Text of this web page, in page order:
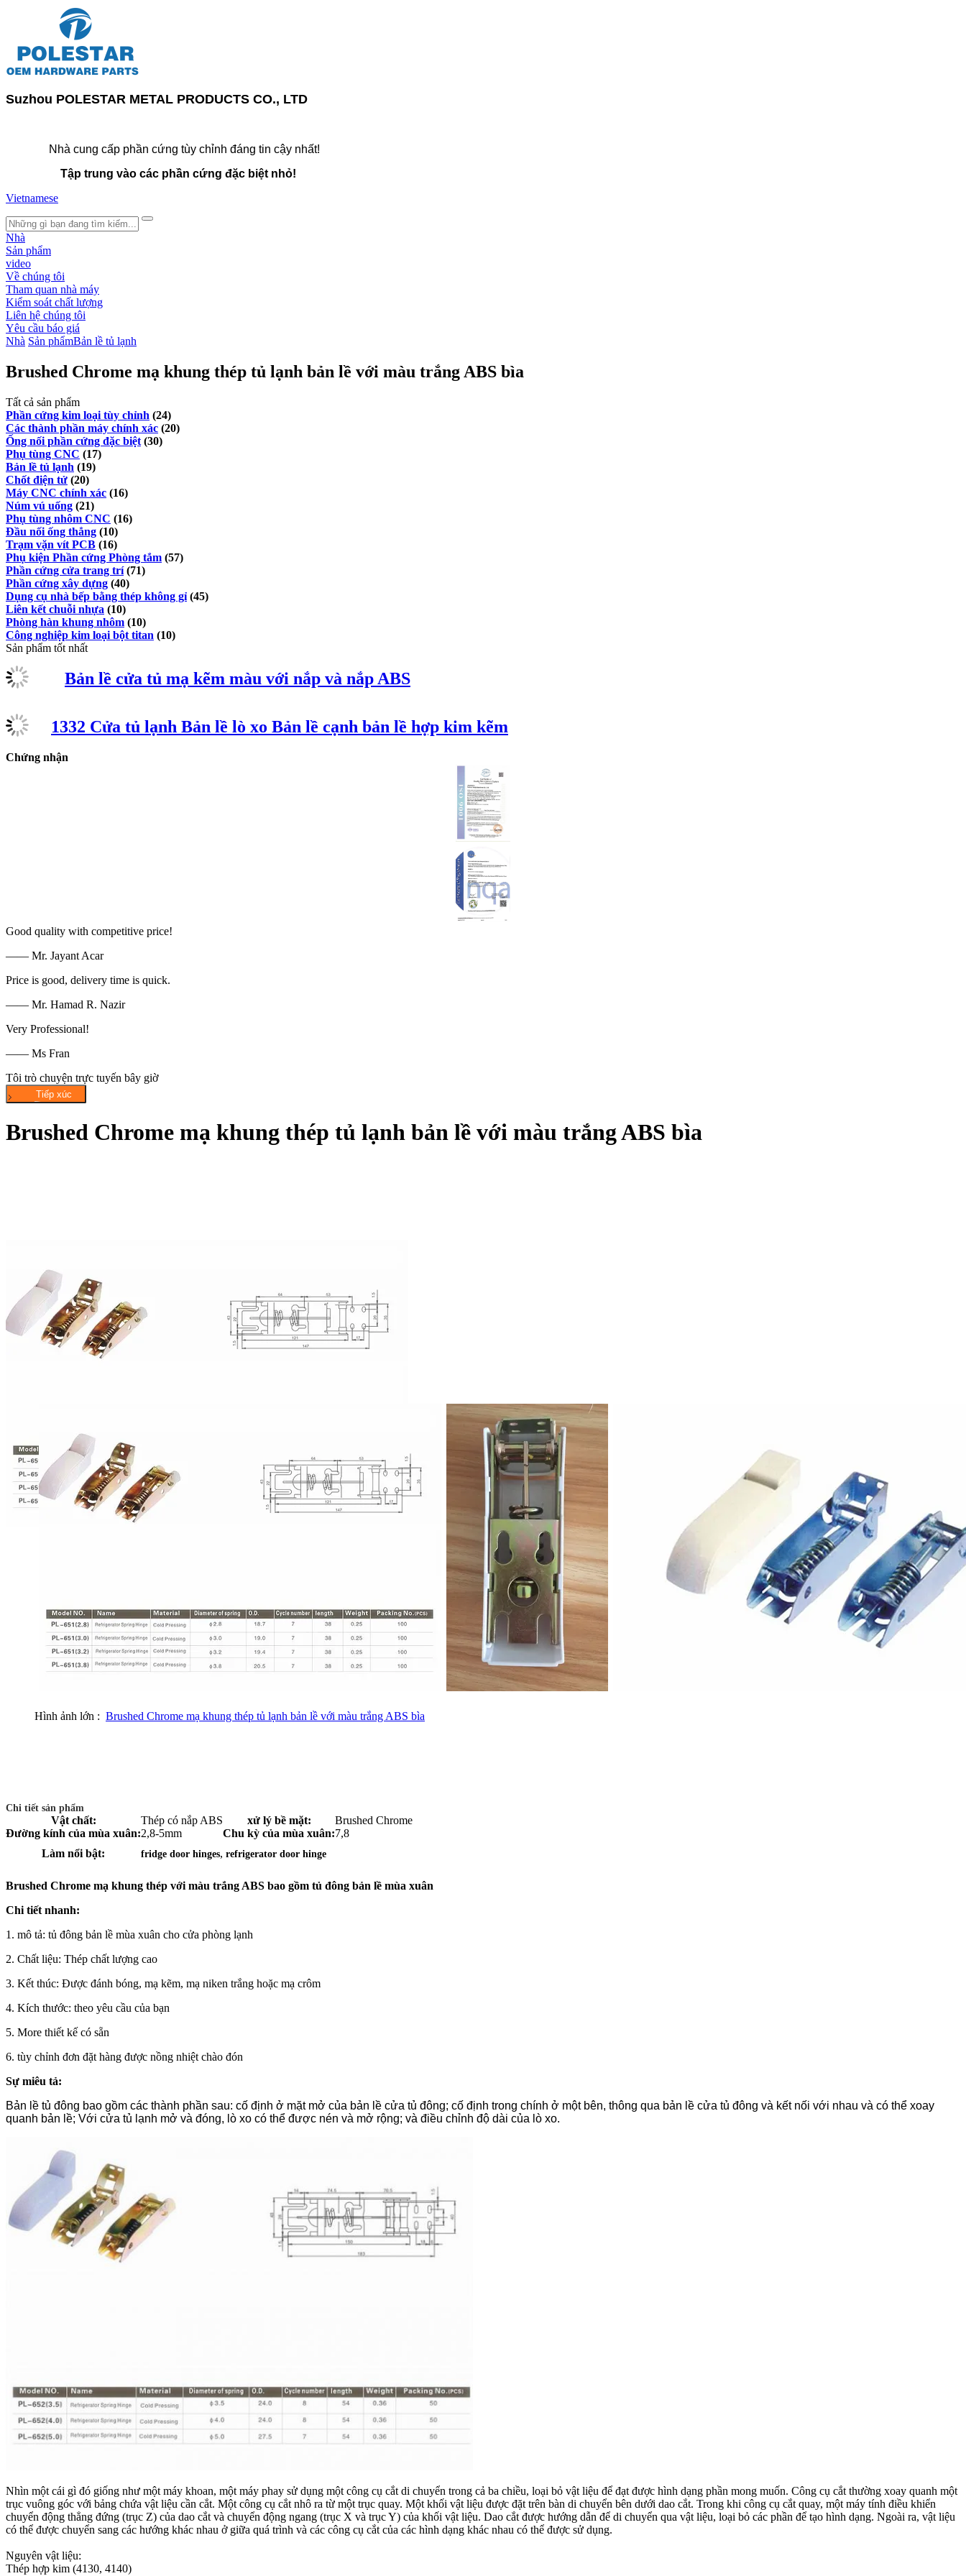
Suzhou POLESTAR METAL PRODUCTS CO., LTD
Nhà cung cấp phần cứng tùy chỉnh đáng tin cậy nhất!
Tập trung vào các phần cứng đặc biệt nhỏ!
Vietnamese
search
Nhà
Sản phẩm
video
Về chúng tôi
Tham quan nhà máy
Kiểm soát chất lượng
Liên hệ chúng tôi
Yêu cầu báo giá
Nhà Sản phẩmBản lề tủ lạnh
Brushed Chrome mạ khung thép tủ lạnh bản lề với màu trắng ABS bìa
Tất cả sản phẩm
Phần cứng kim loại tùy chỉnh (24)
Các thành phần máy chính xác (20)
Ống nối phần cứng đặc biệt (30)
Phụ tùng CNC (17)
Bản lề tủ lạnh (19)
Chốt điện tử (20)
Máy CNC chính xác (16)
Núm vú uống (21)
Phụ tùng nhôm CNC (16)
Đầu nối ống thẳng (10)
Trạm vặn vít PCB (16)
Phụ kiện Phần cứng Phòng tắm (57)
Phần cứng cửa trang trí (71)
Phần cứng xây dựng (40)
Dụng cụ nhà bếp bằng thép không gỉ (45)
Liên kết chuỗi nhựa (10)
Phòng hàn khung nhôm (10)
Công nghiệp kim loại bột titan (10)
Sản phẩm tốt nhất
Bản lề cửa tủ mạ kẽm màu với nắp và nắp ABS
1332 Cửa tủ lạnh Bản lề lò xo Bản lề cạnh bản lề hợp kim kẽm
Chứng nhận
Good quality with competitive price!
—— Mr. Jayant Acar
Price is good, delivery time is quick.
—— Mr. Hamad R. Nazir
Very Professional!
—— Ms Fran
Tôi trò chuyện trực tuyến bây giờ
Brushed Chrome mạ khung thép tủ lạnh bản lề với màu trắng ABS bìa
Hình ảnh lớn : Brushed Chrome mạ khung thép tủ lạnh bản lề với màu trắng ABS bìa
Chi tiết sản phẩm
Vật chất: Thép có nắp ABS xử lý bề mặt:
Brushed Chrome
Đường kính của mùa xuân:2,8-5mm Chu kỳ của mùa xuân:7,8
Làm nổi bật:
fridge door hinges, refrigerator door hinge
Brushed Chrome mạ khung thép với màu trắng ABS bao gồm tủ đông bản lề mùa xuân
Chi tiết nhanh:
1. mô tả: tủ đông bản lề mùa xuân cho cửa phòng lạnh
2. Chất liệu: Thép chất lượng cao
3. Kết thúc: Được đánh bóng, mạ kẽm, mạ niken trắng hoặc mạ crôm
4. Kích thước: theo yêu cầu của bạn
5. More thiết kế có sẵn
6. tùy chỉnh đơn đặt hàng được nồng nhiệt chào đón
Sự miêu tả:
Bản lề tủ đông bao gồm các thành phần sau: cố định ở mặt mở của bản lề cửa tủ đông; cố định trong chính ở một bên, thông qua bản lề cửa tủ đông và kết nối với nhau và có thể xoay
quanh bản lề; Với cửa tủ lạnh mở và đóng, lò xo có thể được nén và mở rộng; và điều chỉnh độ dài của lò xo.
Nhìn một cái gì đó giống như một máy khoan, một máy phay sử dụng một công cụ cắt di chuyển trong cả ba chiều, loại bỏ vật liệu để đạt được hình dạng phần mong muốn. Công cụ cắt thường xoay quanh một
trục vuông góc với bảng chứa vật liệu cần cắt. Một công cụ cắt nhô ra từ một trục quay. Một khối vật liệu được đặt trên bàn di chuyển bên dưới dao cắt. Trong khi công cụ cắt quay, một máy tính điều khiển
chuyển động thẳng đứng (trục Z) của dao cắt và chuyển động ngang (trục X và trục Y) của khối vật liệu. Dao cắt được hướng dẫn để di chuyển qua vật liệu, loại bỏ các phần để tạo hình dạng. Ngoài ra, vật liệu
có thể được chuyển sang các hướng khác nhau ở giữa quá trình và các công cụ cắt của các hình dạng khác nhau có thể được sử dụng.
Nguyên vật liệu:
Thép hợp kim (4130, 4140)